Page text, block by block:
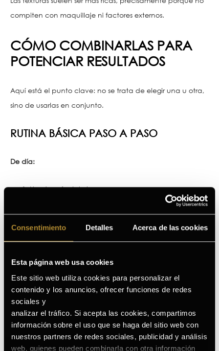
Consentimiento Detalles Acerca de las cookies
Esta página web usa cookies
Este sitio web utiliza cookies para personalizar el
contenido y los anuncios, ofrecer funciones de redes
sociales y
analizar el tráfico. Si acepta las cookies, compartimos
información sobre el uso que se haga del sitio web con
nuestros partners de redes sociales, publicidad y análisis
web, quienes pueden combinarla con otra información
compiten con maquillaje ni factores externos.
CÓMO COMBINARLAS PARA
POTENCIAR RESULTADOS
Aquí está el punto clave: no se trata de elegir una u otra,
sino de usarlas en conjunto.
RUTINA BÁSICA PASO A PASO
De día:
Limpieza facial, siempre.
Limpieza facial.
Crema antiedad de noche.
La constancia es más importante que la cantidad, por
eso, una buena combinación, usada a diario, ofrece